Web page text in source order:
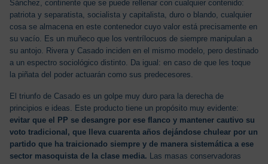
Sánchez, continente que se puede rellenar con cualquier contenido:
patriota y separatista, socialista y capitalista, duro o blando, cualquier
cosa se almacena en este contenedor cuyo valor está precisamente en
su vacío. Es un muñeco que los ventrílocuos de siempre manipulan a
su antojo. Rivera y Casado inciden en el mismo modelo, pero destinado
a un espectro sociológico distinto. Da igual: en caso de que les toque
la piñata del poder actuarán como sus predecesores.
El triunfo de Casado es un golpe muy duro para la derecha de
principios e ideas. Este producto tiene un propósito muy evidente:
evitar que el PP se desangre por ese flanco y mantener cautivo su
voto tradicional, que lleva cuarenta años dejándose chulear por un
partido que ha traicionado siempre y de manera sistemática a ese
sector masoquista de la clase media. Las masas conservadoras